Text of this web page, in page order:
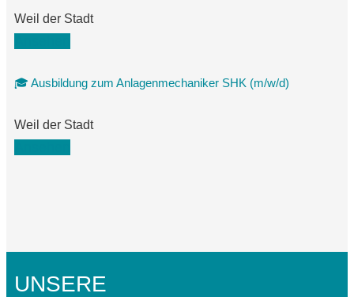
Weil der Stadt
🎓 Ausbildung zum Anlagenmechaniker SHK (m/w/d)
Weil der Stadt
UNSERE